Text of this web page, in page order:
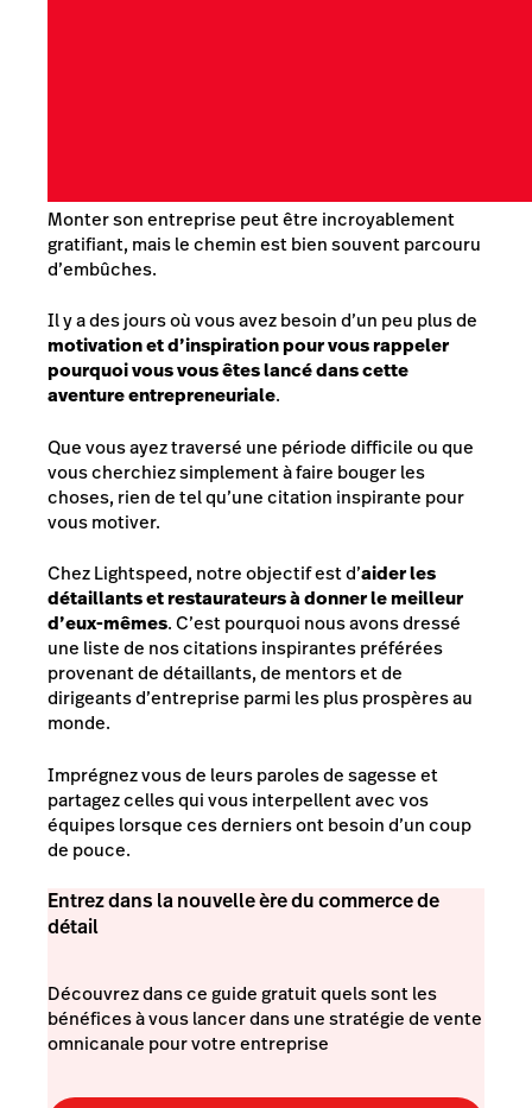
Monter son entreprise peut être incroyablement
gratifiant, mais le chemin est bien souvent parcouru
d’embûches.
Il y a des jours où vous avez besoin d’un peu plus de
motivation et d’inspiration pour vous rappeler
pourquoi vous vous êtes lancé dans cette
aventure entrepreneuriale.
Que vous ayez traversé une période difficile ou que
vous cherchiez simplement à faire bouger les
choses, rien de tel qu’une citation inspirante pour
vous motiver.
Chez Lightspeed, notre objectif est d’aider les
détaillants et restaurateurs à donner le meilleur
d’eux-mêmes. C’est pourquoi nous avons dressé
une liste de nos citations inspirantes préférées
provenant de détaillants, de mentors et de
dirigeants d’entreprise parmi les plus prospères au
monde.
Imprégnez vous de leurs paroles de sagesse et
partagez celles qui vous interpellent avec vos
équipes lorsque ces derniers ont besoin d’un coup
de pouce.
Entrez dans la nouvelle ère du commerce de
détail
Découvrez dans ce guide gratuit quels sont les
bénéfices à vous lancer dans une stratégie de vente
omnicanale pour votre entreprise